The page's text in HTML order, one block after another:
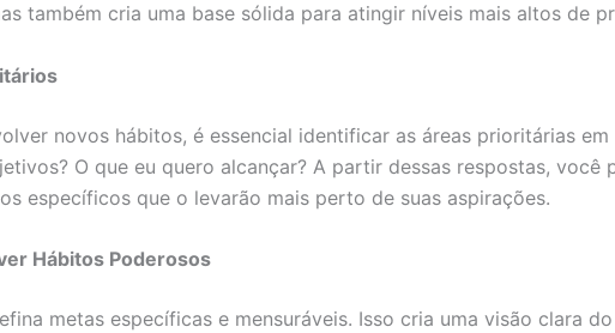
também cria uma base sólida para atingir níveis mais altos de
novos hábitos, é essencial identificar as áreas prioritárias em
O que eu quero alcançar? A partir dessas respostas, você
específicos que o levarão mais perto de suas aspirações.
Hábitos Poderosos
metas específicas e mensuráveis. Isso cria uma visão clara